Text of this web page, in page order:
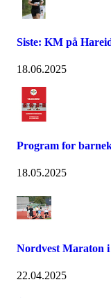
Siste: KM på
18.06.2025
Program for
18.05.2025
Nordvest Maraton
22.04.2025